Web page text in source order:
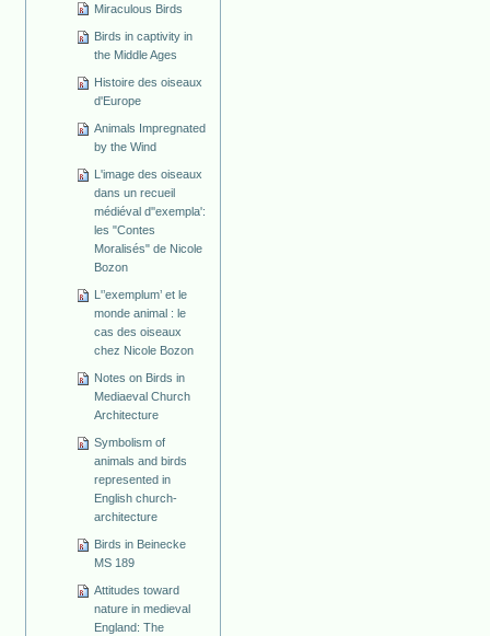
Miraculous Birds
Birds in captivity in
the Middle Ages
Histoire des oiseaux
d'Europe
Animals Impregnated
by the Wind
L'image des oiseaux
dans un recueil
médiéval d''exempla':
les "Contes
Moralisés" de Nicole
Bozon
L'’exemplum’ et le
monde animal : le
cas des oiseaux
chez Nicole Bozon
Notes on Birds in
Mediaeval Church
Architecture
Symbolism of
animals and birds
represented in
English church-
architecture
Birds in Beinecke
MS 189
Attitudes toward
nature in medieval
England: The